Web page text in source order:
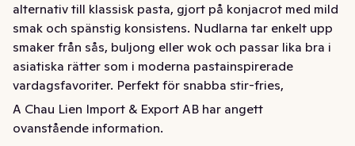
alternativ till klassisk pasta, gjort på konjacrot med mild
smak och spänstig konsistens. Nudlarna tar enkelt upp
smaker från sås, buljong eller wok och passar lika bra i
asiatiska rätter som i moderna pastainspirerade
vardagsfavoriter. Perfekt för snabba stir-fries,
nudelsoppor eller serverad med grönsaker och protein i
en balanserad måltid. Ett flexibelt val för dig som vill
A Chau Lien Import & Export AB har angett
ovanstående information.